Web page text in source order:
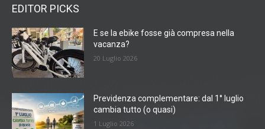
EDITOR PICKS
E se la ebike fosse già compresa nella
vacanza?
20 Luglio 2026
Previdenza complementare: dal 1° luglio
cambia tutto (o quasi)
1 Luglio 2026